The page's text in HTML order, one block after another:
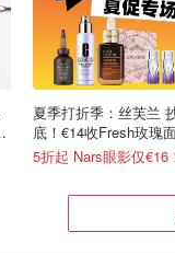
夏季打折季：丝芙兰
底！€14收Fresh玫瑰
€15收玫瑰水
5折起 Nars眼影仅€16